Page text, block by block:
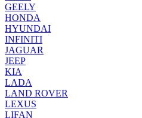
GEELY
HONDA
HYUNDAI
INFINITI
JAGUAR
JEEP
KIA
LADA
LAND ROVER
LEXUS
LIFAN